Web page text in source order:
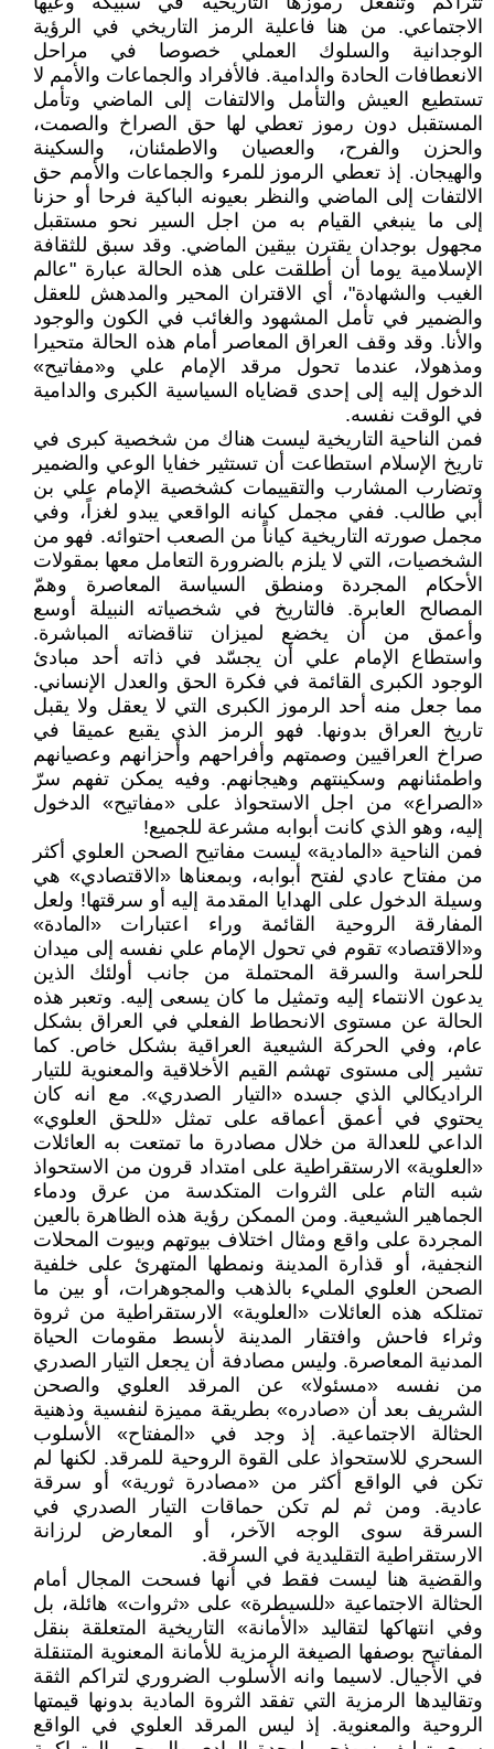
الاجتماعي. من هنا فاعلية الرمز التاريخي في الرؤية
الوجدانية والسلوك العملي خصوصا في مراحل
الانعطافات الحادة والدامية. فالأفراد والجماعات والأمم لا
تستطيع العيش والتأمل والالتفات إلى الماضي وتأمل
المستقبل دون رموز تعطي لها حق الصراخ والصمت،
والحزن والفرح، والعصيان والاطمئنان، والسكينة
والهيجان. إذ تعطي الرموز للمرء والجماعات والأمم حق
الالتفات إلى الماضي والنظر بعيونه الباكية فرحا أو حزنا
إلى ما ينبغي القيام به من اجل السير نحو مستقبل
مجهول بوجدان يقترن بيقين الماضي. وقد سبق للثقافة
الإسلامية يوما أن أطلقت على هذه الحالة عبارة "عالم
الغيب والشهادة"، أي الاقتران المحير والمدهش للعقل
والضمير في تأمل المشهود والغائب في الكون والوجود
والأنا. وقد وقف العراق المعاصر أمام هذه الحالة متحيرا
ومذهولا، عندما تحول مرقد الإمام علي و«مفاتيح»
الدخول إليه إلى إحدى قضاياه السياسية الكبرى والدامية
في الوقت نفسه.
فمن الناحية التاريخية ليست هناك من شخصية كبرى في
تاريخ الإسلام استطاعت أن تستثير خفايا الوعي والضمير
وتضارب المشارب والتقييمات كشخصية الإمام علي بن
أبي طالب. ففي مجمل كيانه الواقعي يبدو لغزاً، وفي
مجمل صورته التاريخية كياناً من الصعب احتوائه. فهو من
الشخصيات، التي لا يلزم بالضرورة التعامل معها بمقولات
الأحكام المجردة ومنطق السياسة المعاصرة وهمّ
المصالح العابرة. فالتاريخ في شخصياته النبيلة أوسع
وأعمق من أن يخضع لميزان تناقضاته المباشرة.
واستطاع الإمام علي أن يجسّد في ذاته أحد مبادئ
الوجود الكبرى القائمة في فكرة الحق والعدل الإنساني.
مما جعل منه أحد الرموز الكبرى التي لا يعقل ولا يقبل
تاريخ العراق بدونها. فهو الرمز الذي يقبع عميقا في
صراخ العراقيين وصمتهم وأفراحهم وأحزانهم وعصيانهم
واطمئنانهم وسكينتهم وهيجانهم. وفيه يمكن تفهم سرّ
«الصراع» من اجل الاستحواذ على «مفاتيح» الدخول
إليه، وهو الذي كانت أبوابه مشرعة للجميع!
فمن الناحية «المادية» ليست مفاتيح الصحن العلوي أكثر
من مفتاح عادي لفتح أبوابه، وبمعناها «الاقتصادي» هي
وسيلة الدخول على الهدايا المقدمة إليه أو سرقتها! ولعل
المفارقة الروحية القائمة وراء اعتبارات «المادة»
و«الاقتصاد» تقوم في تحول الإمام علي نفسه إلى ميدان
للحراسة والسرقة المحتملة من جانب أولئك الذين
يدعون الانتماء إليه وتمثيل ما كان يسعى إليه. وتعبر هذه
الحالة عن مستوى الانحطاط الفعلي في العراق بشكل
عام، وفي الحركة الشيعية العراقية بشكل خاص. كما
تشير إلى مستوى تهشم القيم الأخلاقية والمعنوية للتيار
الراديكالي الذي جسده «التيار الصدري». مع انه كان
يحتوي في أعمق أعماقه على تمثل «للحق العلوي»
الداعي للعدالة من خلال مصادرة ما تمتعت به العائلات
«العلوية» الارستقراطية على امتداد قرون من الاستحواذ
شبه التام على الثروات المتكدسة من عرق ودماء
الجماهير الشيعية. ومن الممكن رؤية هذه الظاهرة بالعين
المجردة على واقع ومثال اختلاف بيوتهم وبيوت المحلات
النجفية، أو قذارة المدينة ونمطها المتهرئ على خلفية
الصحن العلوي المليء بالذهب والمجوهرات، أو بين ما
تمتلكه هذه العائلات «العلوية» الارستقراطية من ثروة
وثراء فاحش وافتقار المدينة لأبسط مقومات الحياة
المدنية المعاصرة. وليس مصادفة أن يجعل التيار الصدري
من نفسه «مسئولا» عن المرقد العلوي والصحن
الشريف بعد أن «صادره» بطريقة مميزة لنفسية وذهنية
الحثالة الاجتماعية. إذ وجد في «المفتاح» الأسلوب
السحري للاستحواذ على القوة الروحية للمرقد. لكنها لم
تكن في الواقع أكثر من «مصادرة ثورية» أو سرقة
عادية. ومن ثم لم تكن حماقات التيار الصدري في
السرقة سوى الوجه الآخر، أو المعارض لرزانة
الارستقراطية التقليدية في السرقة.
والقضية هنا ليست فقط في أنها فسحت المجال أمام
الحثالة الاجتماعية «للسيطرة» على «ثروات» هائلة، بل
وفي انتهاكها لتقاليد «الأمانة» التاريخية المتعلقة بنقل
المفاتيح بوصفها الصيغة الرمزية للأمانة المعنوية المتنقلة
في الأجيال. لاسيما وانه الأسلوب الضروري لتراكم الثقة
وتقاليدها الرمزية التي تفقد الثروة المادية بدونها قيمتها
الروحية والمعنوية. إذ ليس المرقد العلوي في الواقع